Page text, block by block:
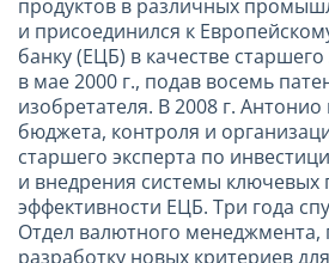
продуктов в различных
и присоединился к
банку (ЕЦБ) в качестве
в мае 2000 г., подав восемь
изобретателя. В 2008 г.
бюджета, контроля и
старшего эксперта по
и внедрения системы ключевых
эффективности ЕЦБ. Три года
Отдел валютного менеджмента,
разработку новых критериев